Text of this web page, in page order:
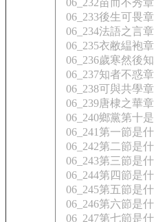
06_232苗而不秀
06_233後生可畏
06_234法語之言
06_235衣敝緼袍
06_236歲寒然後
06_237知者不惑
06_238可與共學
06_239唐棣之華
06_240鄉黨第十
06_241第一節是
06_242第二節是
06_243第三節是
06_244第四節是
06_245第五節是
06_246第六節是
06_247第七節是